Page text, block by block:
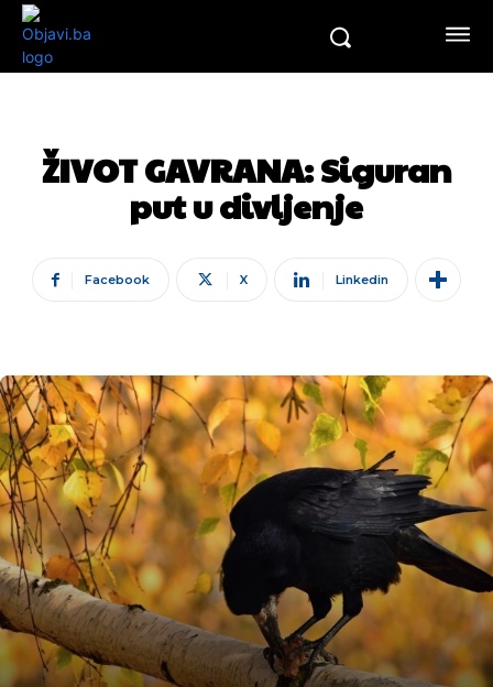
ŽIVOT GAVRANA: Siguran
put u divljenje
Facebook X Linkedin